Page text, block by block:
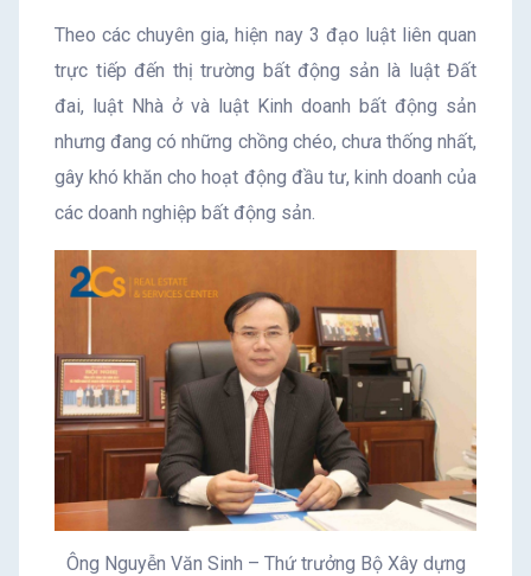
Theo các chuyên gia, hiện nay 3 đạo luật liên quan
trực tiếp đến thị trường bất động sản là luật Đất
đai, luật Nhà ở và luật Kinh doanh bất động sản
nhưng đang có những chồng chéo, chưa thống nhất,
gây khó khăn cho hoạt động đầu tư, kinh doanh của
các doanh nghiệp bất động sản.
Ông Nguyễn Văn Sinh – Thứ trưởng Bộ Xây dựng